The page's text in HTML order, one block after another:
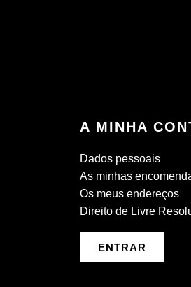
A MINHA
Dados pessoais
As minhas
Os meus endereços
Direito de Livre
ENTRAR